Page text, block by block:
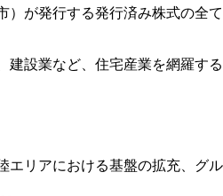
が発行する発行済み株式の
設業など、住宅産業を網羅す
リアにおける基盤の拡充、グ